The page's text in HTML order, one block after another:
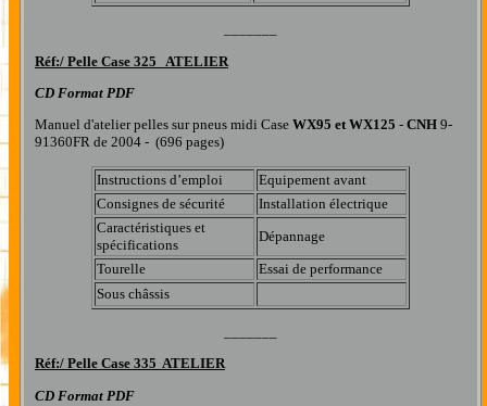
Réf:/ Pelle Case 325 ATELIER
CD Format PDF
Manuel d'atelier pelles sur pneus midi Case WX95 et WX125 - CNH 9-
91360FR de 2004 - (696 pages)
Instructions d’emploi
Equipement avant
Consignes de sécurité
Installation électrique
Caractéristiques et
spécifications
Dépannage
Tourelle
Essai de performance
Sous châssis
Réf:/ Pelle Case 335 ATELIER
CD Format PDF